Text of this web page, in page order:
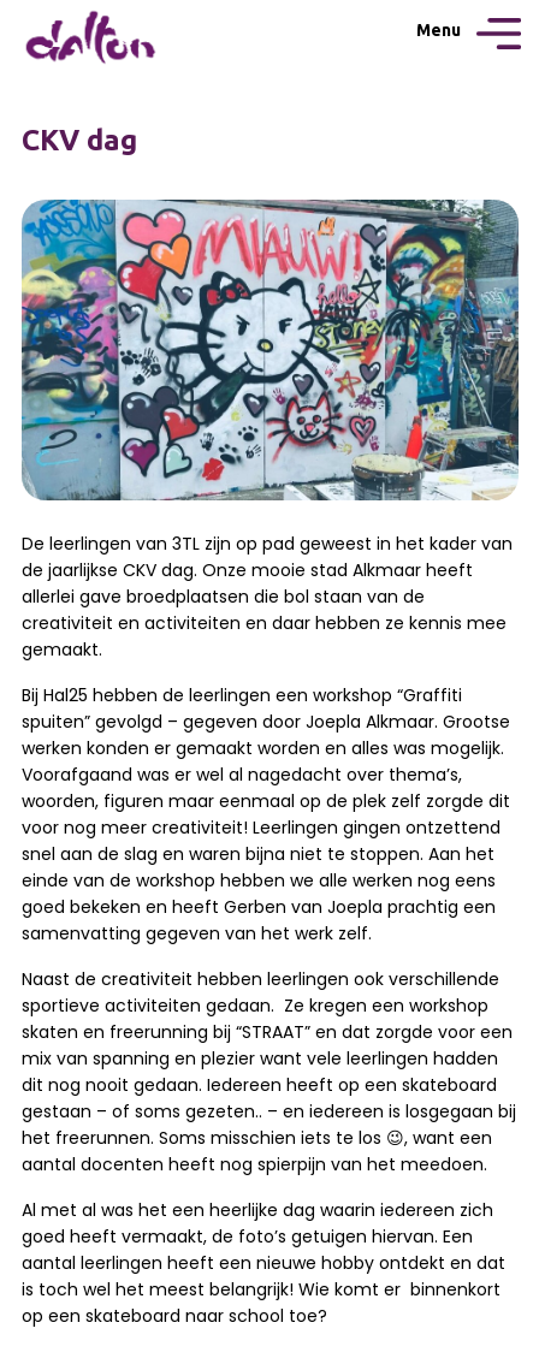
Menu
CKV dag
De leerlingen van 3TL zijn op pad geweest in het kader van
de jaarlijkse CKV dag. Onze mooie stad Alkmaar heeft
allerlei gave broedplaatsen die bol staan van de
creativiteit en activiteiten en daar hebben ze kennis mee
gemaakt.
Bij Hal25 hebben de leerlingen een workshop “Graffiti
spuiten” gevolgd – gegeven door Joepla Alkmaar. Grootse
werken konden er gemaakt worden en alles was mogelijk.
Voorafgaand was er wel al nagedacht over thema’s,
woorden, figuren maar eenmaal op de plek zelf zorgde dit
voor nog meer creativiteit! Leerlingen gingen ontzettend
snel aan de slag en waren bijna niet te stoppen. Aan het
einde van de workshop hebben we alle werken nog eens
goed bekeken en heeft Gerben van Joepla prachtig een
samenvatting gegeven van het werk zelf.
Naast de creativiteit hebben leerlingen ook verschillende
sportieve activiteiten gedaan. Ze kregen een workshop
skaten en freerunning bij “STRAAT” en dat zorgde voor een
mix van spanning en plezier want vele leerlingen hadden
dit nog nooit gedaan. Iedereen heeft op een skateboard
gestaan – of soms gezeten.. – en iedereen is losgegaan bij
het freerunnen. Soms misschien iets te los 😉, want een
aantal docenten heeft nog spierpijn van het meedoen.
Al met al was het een heerlijke dag waarin iedereen zich
goed heeft vermaakt, de foto’s getuigen hiervan. Een
aantal leerlingen heeft een nieuwe hobby ontdekt en dat
is toch wel het meest belangrijk! Wie komt er binnenkort
op een skateboard naar school toe?